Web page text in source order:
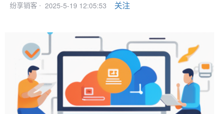
纷享销客 · 2025-5-19 12:05:53 关注